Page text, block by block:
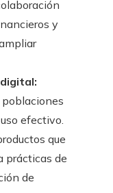
y
efectivo.
que
prácticas de
de